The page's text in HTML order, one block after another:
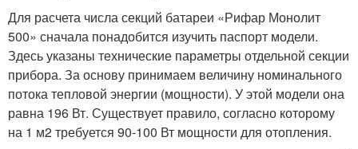
Для расчета числа секций батареи «Рифар Монолит
500» сначала понадобится изучить паспорт модели.
Здесь указаны технические параметры отдельной секции
прибора. За основу принимаем величину номинального
потока тепловой энергии (мощности). У этой модели она
равна 196 Вт. Существует правило, согласно которому
на 1 м2 требуется 90-100 Вт мощности для отопления.